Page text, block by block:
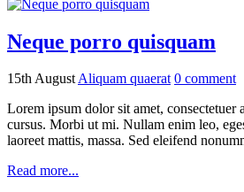
Neque porro quisquam
15th AugustAliquam quaerat 0 comment
Lorem ipsum dolor sit amet, consectetuer
cursus. Morbi ut mi. Nullam enim leo,
laoreet mattis, massa. Sed eleifend
Read more...